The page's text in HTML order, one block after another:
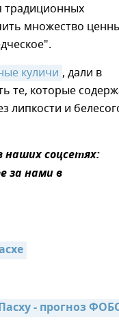
традиционных
множество
куличи , дали в
те, которые
липкости и
соцсетях:
за нами в
- прогноз